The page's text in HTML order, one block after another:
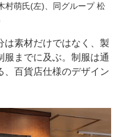
村萌氏(左)、同グループ 松
は素材だけではなく、製
服までに及ぶ。制服は通
、百貨店仕様のデザイン